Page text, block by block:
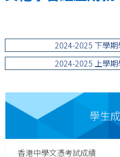
2024-2025 下學
2024-2025 上學
學生
香港中學文憑考試成績